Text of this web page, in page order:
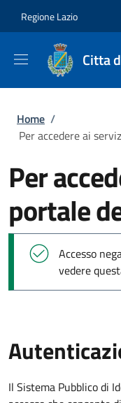
Regione Lazio
Citta
Briciole di
Home /
Per accedere ai
Per
portale
Accesso
vedere
Il Sistema Pubblico di